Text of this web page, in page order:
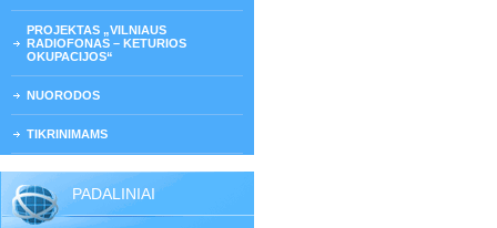
PROJEKTAS „VILNIAUS
RADIOFONAS – KETURIOS
OKUPACIJOS“
NUORODOS
TIKRINIMAMS
PADALINIAI